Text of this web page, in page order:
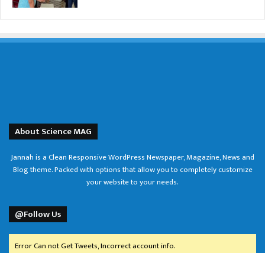
About Science MAG
Jannah is a Clean Responsive WordPress Newspaper, Magazine, News and
Blog theme. Packed with options that allow you to completely customize
your website to your needs.
@Follow Us
Error Can not Get Tweets, Incorrect account info.